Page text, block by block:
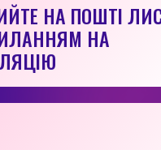
НА ПОШТІ
НА